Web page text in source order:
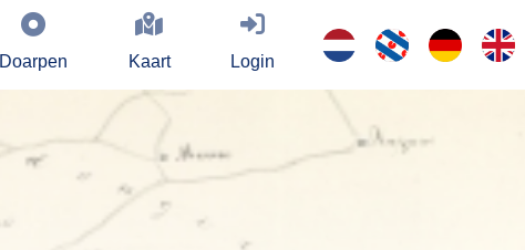
Doarpen Kaart Login